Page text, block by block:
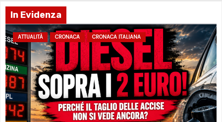
In Evidenza
ATTUALITÀ CRONACA CRONACA ITALIANA